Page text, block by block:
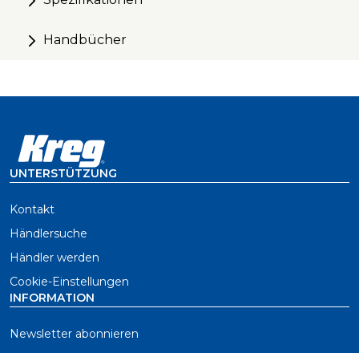
schnellen Referenz
Handbücher
UNTERSTÜTZUNG
Kontakt
Händlersuche
Händler werden
Cookie-Einstellungen
INFORMATION
Newsletter abonnieren